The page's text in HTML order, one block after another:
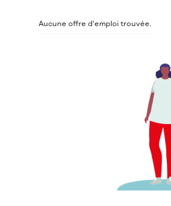
Aucune offre d’emploi trouvée.